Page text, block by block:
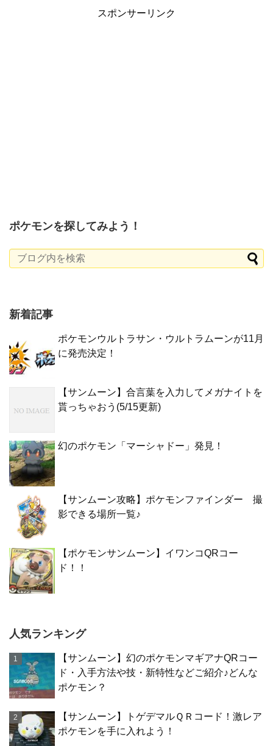
スポンサーリンク
ポケモンを探してみよう！
新着記事
ポケモンウルトラサン・ウルトラムーンが11月
に発売決定！
【サンムーン】合言葉を入力してメガナイトを
貰っちゃおう(5/15更新)
幻のポケモン「マーシャドー」発見！
【サンムーン攻略】ポケモンファインダー 撮
影できる場所一覧♪
【ポケモンサンムーン】イワンコQRコー
ド！！
人気ランキング
【サンムーン】幻のポケモンマギアナQRコー
ド・入手方法や技・新特性などご紹介♪どんな
ポケモン？
【サンムーン】トゲデマルＱＲコード！激レア
ポケモンを手に入れよう！